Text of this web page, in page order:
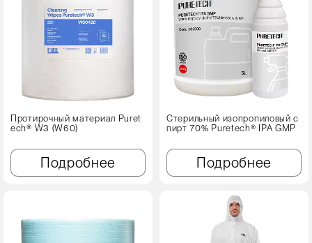
Протирочный материал Puret
ech® W3 (W60)
Подробнее
Стерильный изопропиловый с
пирт 70% Puretech® IPA GMP
Подробнее